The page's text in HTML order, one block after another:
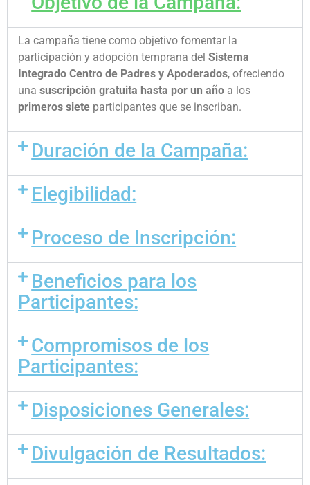
La campaña tiene como objetivo fomentar la
participación y adopción temprana del Sistema
Integrado Centro de Padres y Apoderados, ofreciendo
una suscripción gratuita hasta por un año a los
primeros siete participantes que se inscriban.
Duración de la Campaña:
Elegibilidad:
Proceso de Inscripción:
Beneficios para los
Participantes:
Compromisos de los
Participantes:
Disposiciones Generales:
Divulgación de Resultados: